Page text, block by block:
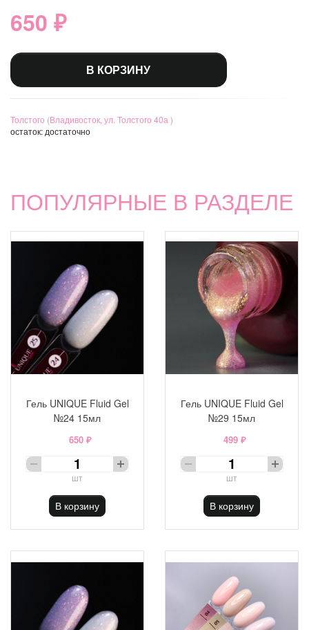
650 ₽
В КОРЗИНУ
Толстого (Владивосток, ул. Толстого 40а )
остаток: достаточно
ПОПУЛЯРНЫЕ В РАЗДЕЛЕ
Гель UNIQUE Fluid Gel
№24 15мл
650 ₽
шт
В корзину
Гель UNIQUE Fluid Gel
№29 15мл
499 ₽
шт
В корзину